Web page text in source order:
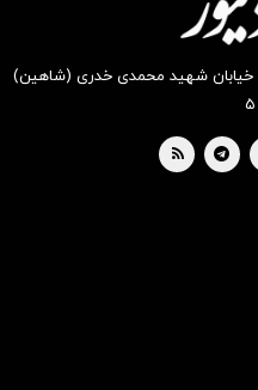
- خیابان شهید محمدی خدری (شاهین)